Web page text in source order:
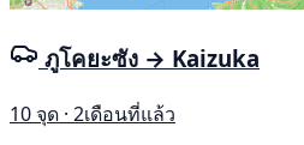
ภูโคยะซัง → Kaizuka
10 จุด · 2เดือนที่แล้ว